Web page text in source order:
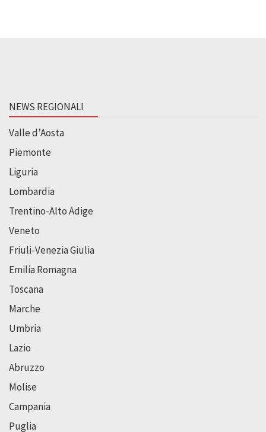
NEWS REGIONALI
Valle d’Aosta
Piemonte
Liguria
Lombardia
Trentino-Alto Adige
Veneto
Friuli-Venezia Giulia
Emilia Romagna
Toscana
Marche
Umbria
Lazio
Abruzzo
Molise
Campania
Puglia